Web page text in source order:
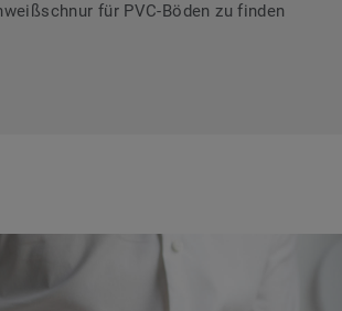
für PVC-Böden zu finden